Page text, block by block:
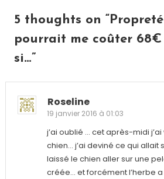
5 thoughts on “
pourrait me coûter 68€
si…”
Roseline
19 janvier 2016 à 01:03
j’ai oublié … cet après-midi
chien… j’ai deviné ce qui allait
laissé le chien aller sur une
créée… et forcément l’herbe